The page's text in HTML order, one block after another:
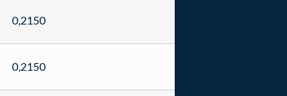
0,2150
0,2150